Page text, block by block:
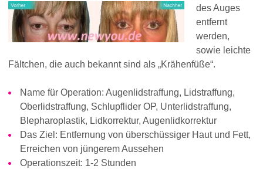
des Auges
entfernt
werden,
sowie leichte
Fältchen, die auch bekannt sind als „Krähenfüße“.
Name für Operation: Augenlidstraffung, Lidstraffung,
Oberlidstraffung, Schlupflider OP, Unterlidstraffung,
Blepharoplastik, Lidkorrektur, Augenlidkorrektur
Das Ziel: Entfernung von überschüssiger Haut und Fett,
Erreichen von jüngerem Aussehen
Operationszeit: 1-2 Stunden